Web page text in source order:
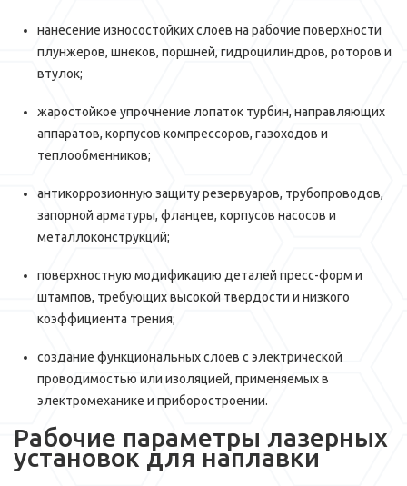
нанесение износостойких слоев на рабочие поверхности
плунжеров, шнеков, поршней, гидроцилиндров, роторов и
втулок;
жаростойкое упрочнение лопаток турбин, направляющих
аппаратов, корпусов компрессоров, газоходов и
теплообменников;
антикоррозионную защиту резервуаров, трубопроводов,
запорной арматуры, фланцев, корпусов насосов и
металлоконструкций;
поверхностную модификацию деталей пресс-форм и
штампов, требующих высокой твердости и низкого
коэффициента трения;
создание функциональных слоев с электрической
проводимостью или изоляцией, применяемых в
электромеханике и приборостроении.
Рабочие параметры лазерных
установок для наплавки